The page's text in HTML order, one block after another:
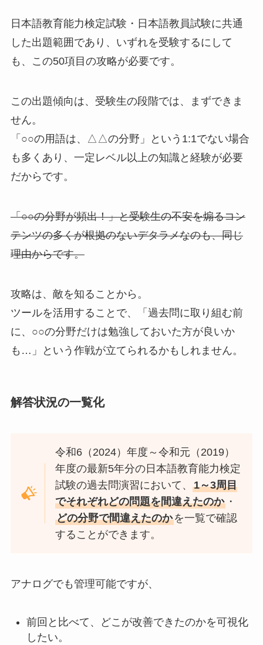
日本語教育能力検定試験・日本語教員試験に共通
した出題範囲であり、いずれを受験するにして
も、この50項目の攻略が必要です。
この出題傾向は、受験生の段階では、まずできま
せん。
「○○の用語は、△△の分野」という1:1でない場合
も多くあり、一定レベル以上の知識と経験が必要
だからです。
「○○の分野が頻出！」と受験生の不安を煽るコン
テンツの多くが根拠のないデタラメなのも、同じ
理由からです。
攻略は、敵を知ることから。
ツールを活用することで、「過去問に取り組む前
に、○○の分野だけは勉強しておいた方が良いか
も…」という作戦が立てられるかもしれません。
解答状況の一覧化
令和6（2024）年度～令和元（2019）
年度の最新5年分の日本語教育能力検定
試験の過去問演習において、1～3周目
でそれぞれどの問題を間違えたのか ・
どの分野で間違えたのかを一覧で確認
することができます。
アナログでも管理可能ですが、
前回と比べて、どこが改善できたのかを可視化
したい。